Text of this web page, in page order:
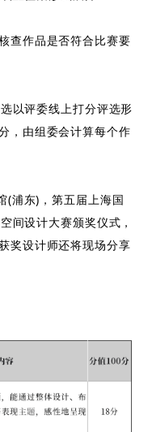
查作品是否符合比赛要
以评委线上打分评选形
，由组委会计算每个作
(浦东)，第五届上海国
间设计大赛颁奖仪式，
奖设计师还将现场分享